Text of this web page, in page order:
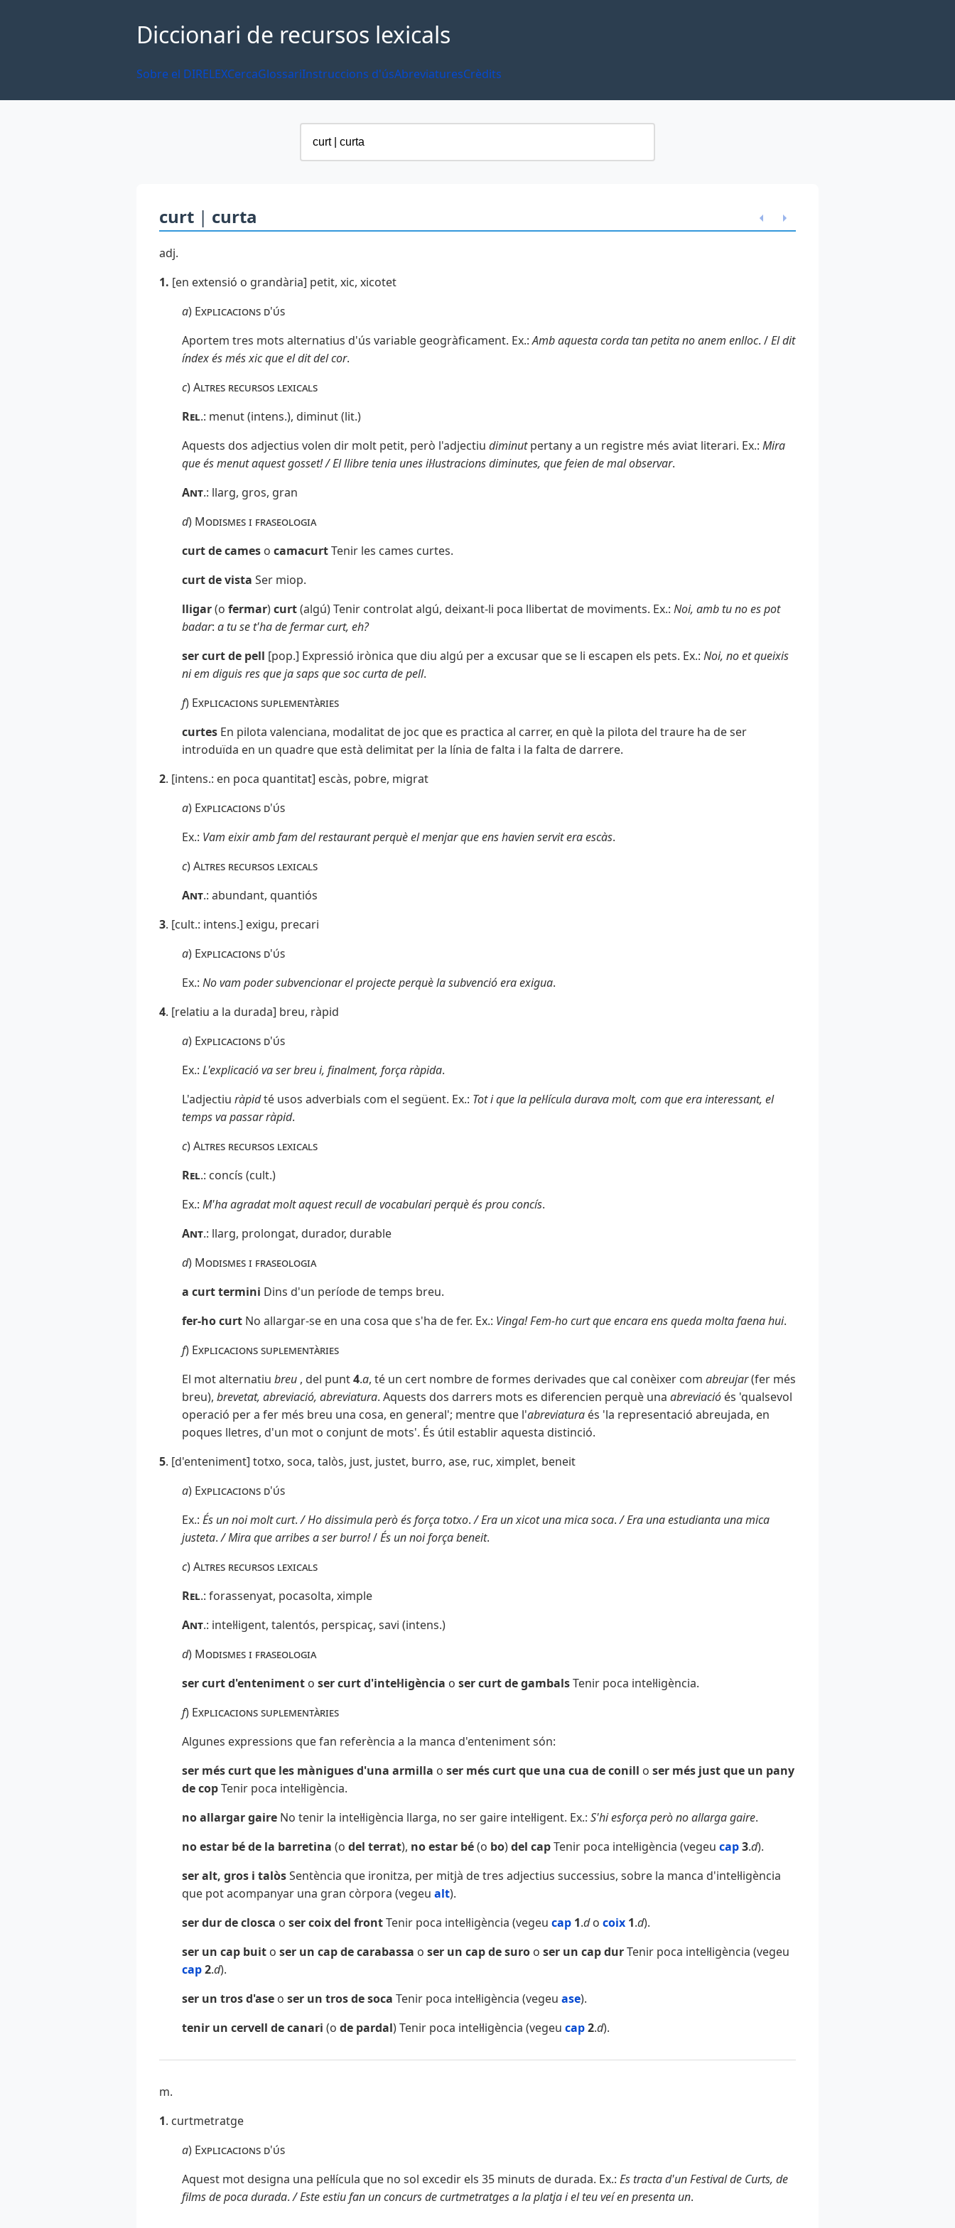
Diccionari de recursos lexicals
Sobre el DIRELEXCercaGlossariInstruccions d'úsAbreviaturesCrèdits
curt | curta
adj.
1. [en extensió o grandària] petit, xic, xicotet
a) Explicacions d'ús
Aportem tres mots alternatius d'ús variable geogràficament. Ex.:Amb aquesta corda tan petita no anem enlloc. /El dit
índex és més xic que el dit del cor.
c)Altres recursos lexicals
Rel.: menut (intens.), diminut (lit.)
Aquests dos adjectius volen dir molt petit, però l'adjectiu diminutpertany a un registre més aviat literari. Ex.: Mira
que és menut aquest gosset! / El llibre tenia unes il·lustracions diminutes, que feien de mal observar.
Ant.: llarg, gros, gran
d) Modismes i fraseologia
curt de cames o camacurtTenir les cames curtes.
curt de vista Ser miop.
lligar(o fermar)curt(algú) Tenir controlat algú, deixant-li poca llibertat de moviments. Ex.: Noi, amb tu no es pot
badar: a tu se t'ha de fermar curt, eh?
ser curt de pell [pop.] Expressió irònica que diu algú per a excusar que se li escapen els pets. Ex.: Noi, no et queixis
ni em diguis res que ja saps que soc curta de pell.
f) Explicacions suplementàries
curtes En pilota valenciana, modalitat de joc que es practica al carrer, en què la pilota del traure ha de ser
introduïda en un quadre que està delimitat per la línia de falta i la falta de darrere.
2. [intens.: en poca quantitat] escàs, pobre, migrat
a) Explicacions d'ús
Ex.: Vam eixir amb fam del restaurant perquè el menjar que ens havien servit era escàs.
c)Altres recursos lexicals
Ant.: abundant, quantiós
3. [cult.: intens.] exigu, precari
a) Explicacions d'ús
Ex.: No vam poder subvencionar el projecte perquè la subvenció era exigua.
4. [relatiu a la durada] breu, ràpid
a) Explicacions d'ús
Ex.: L'explicació va ser breu i, finalment, força ràpida.
L'adjectiu ràpidté usos adverbials com el següent. Ex.: Tot i que la pel·lícula durava molt, com que era interessant, el
temps va passar ràpid.
c)Altres recursos lexicals
Rel.: concís (cult.)
Ex.: M'ha agradat molt aquest recull de vocabulari perquè és prou concís.
Ant.: llarg, prolongat, durador, durable
d) Modismes i fraseologia
a curt termini Dins d'un període de temps breu.
fer-ho curt No allargar-se en una cosa que s'ha de fer. Ex.: Vinga! Fem-ho curt que encara ens queda molta faena hui.
f) Explicacions suplementàries
El mot alternatiu breu , del punt4.a, té un cert nombre de formes derivades que cal conèixer com abreujar(fer més
breu), brevetat, abreviació, abreviatura. Aquests dos darrers mots es diferencien perquè una abreviació és 'qualsevol
operació per a fer més breu una cosa, en general'; mentre que l'abreviatura és 'la representació abreujada, en
poques lletres, d'un mot o conjunt de mots'. És útil establir aquesta distinció.
5. [d'enteniment] totxo, soca, talòs, just, justet, burro, ase, ruc, ximplet, beneit
a) Explicacions d'ús
Ex.: És un noi molt curt./Ho dissimula però és força totxo./ Era un xicot una mica soca./ Era una estudianta una mica
justeta./Mira que arribes a ser burro!/És un noi força beneit.
c)Altres recursos lexicals
Rel.: forassenyat, pocasolta, ximple
Ant.: intel·ligent, talentós, perspicaç, savi (intens.)
d) Modismes i fraseologia
ser curt d'enteniment o ser curt d'intel·ligència o ser curt de gambalsTenir poca intel·ligència.
f) Explicacions suplementàries
Algunes expressions que fan referència a la manca d'enteniment són:
ser més curt que les mànigues d'una armilla o ser més curt que una cua de conill o ser més just que un pany
de copTenir poca intel·ligència.
no allargar gaire No tenir la intel·ligència llarga, no ser gaire intel·ligent. Ex.: S'hi esforça però no allarga gaire.
no estar bé de la barretina (o del terrat), no estar bé(o bo)del capTenir poca intel·ligència (vegeu cap3.d).
ser alt, gros i talòsSentència que ironitza, per mitjà de tres adjectius successius, sobre la manca d'intel·ligència
que pot acompanyar una gran còrpora (vegeu alt).
ser dur de closca o ser coix del frontTenir poca intel·ligència (vegeu cap 1.do coix 1.d).
ser un cap buit o ser un cap de carabassa o ser un cap de suro o ser un cap durTenir poca intel·ligència (vegeu
cap2.d).
ser un tros d'ase o ser un tros de soca Tenir poca intel·ligència (vegeu ase).
tenir un cervell de canari (o de pardal) Tenir poca intel·ligència (vegeu cap2.d).
m.
1. curtmetratge
a) Explicacions d'ús
Aquest mot designa una pel·lícula que no sol excedir els 35 minuts de durada. Ex.: Es tracta d'un Festival de Curts, de
films de poca durada./ Este estiu fan un concurs de curtmetratges a la platja i el teu veí en presenta un.